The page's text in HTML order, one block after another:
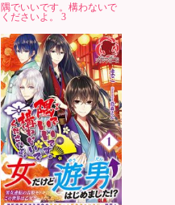
隅でいいです。構わないで
くださいよ。 3